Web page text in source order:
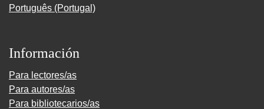
Português (Portugal)
Información
Para lectores/as
Para autores/as
Para bibliotecarios/as